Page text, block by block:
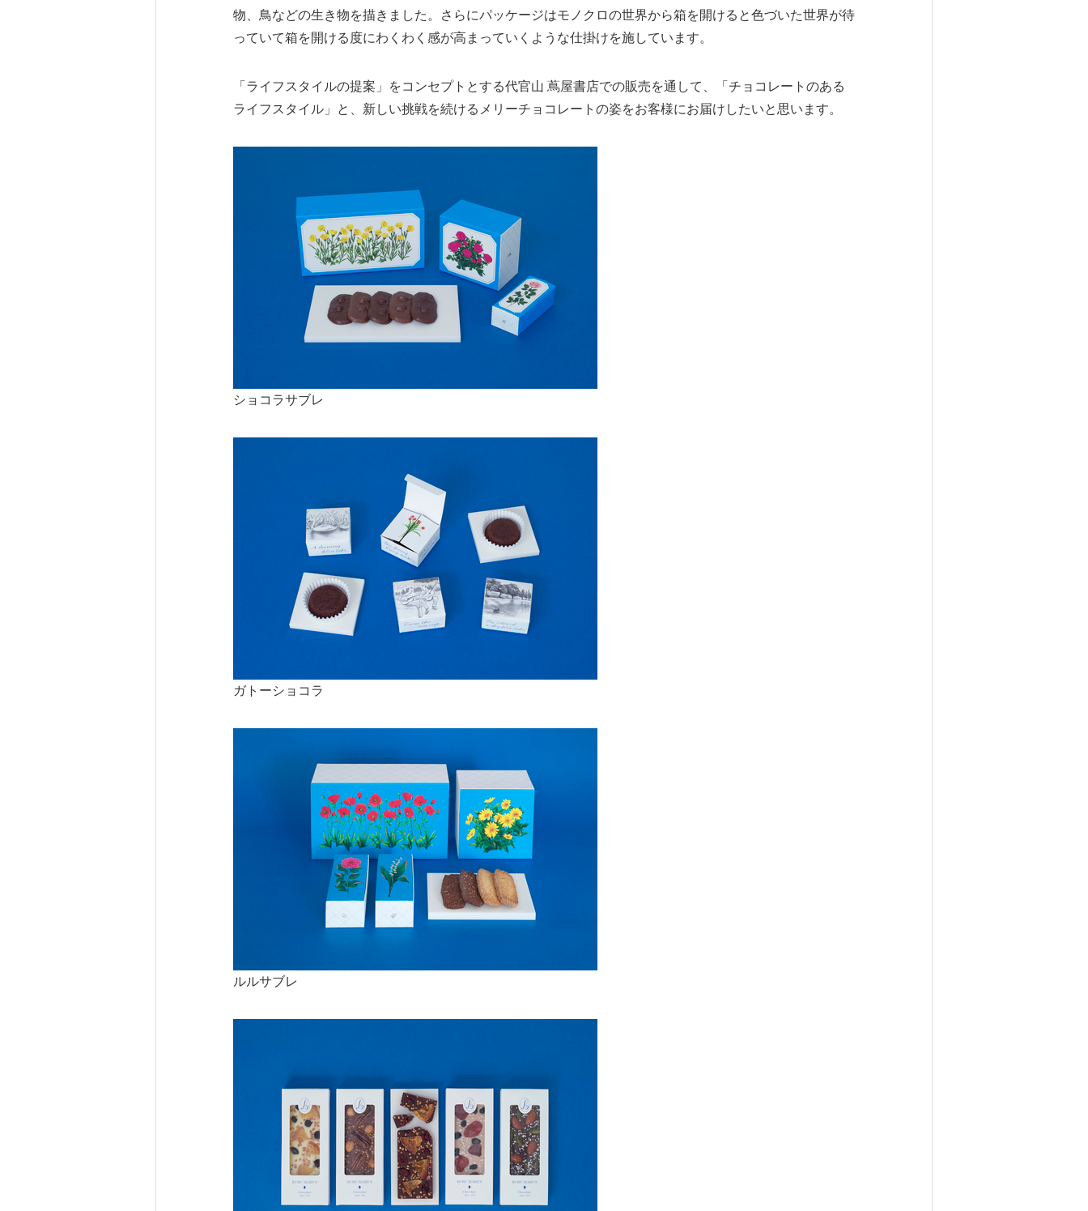
物、鳥などの生き物を描きました。さらにパッケージはモノクロの世界から箱を開けると色づいた世界が待
っていて箱を開ける度にわくわく感が高まっていくような仕掛けを施しています。
「ライフスタイルの提案」をコンセプトとする代官山 蔦屋書店での販売を通して、「チョコレートのある
ライフスタイル」と、新しい挑戦を続けるメリーチョコレートの姿をお客様にお届けしたいと思います。
ショコラサブレ
ガトーショコラ
ルルサブレ
English